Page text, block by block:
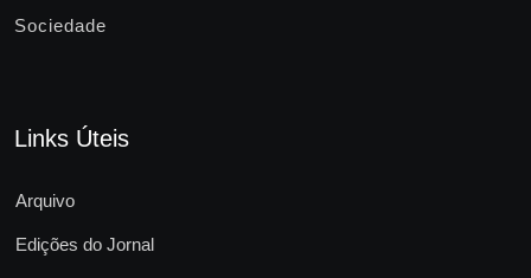
Sociedade
Links Úteis
Arquivo
Edições do Jornal